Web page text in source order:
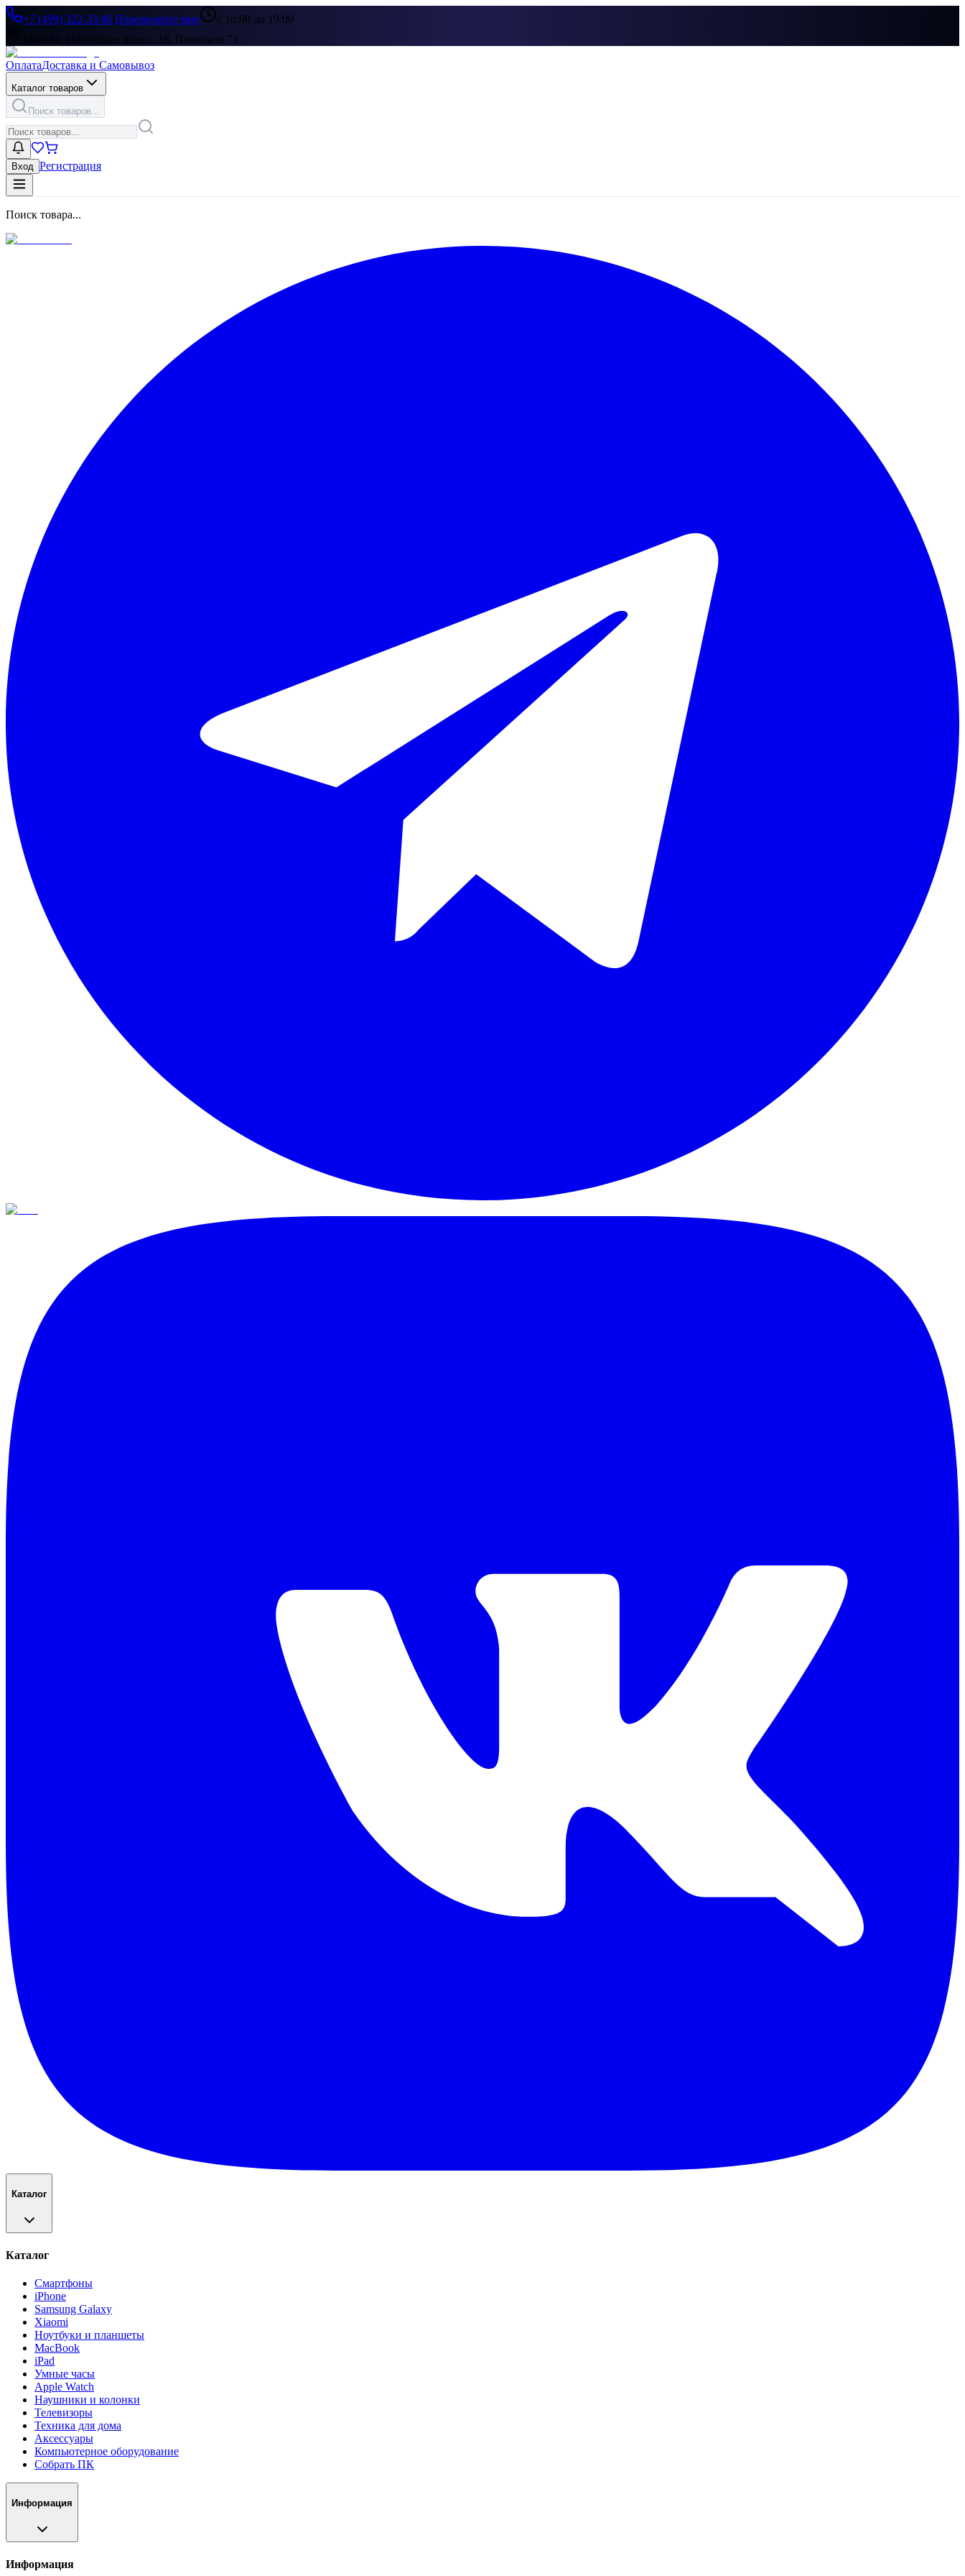
+7 (499) 322-33-86|Перезвоните мне
с 10:00 до 19:00
Москва, Пятницкое шоссе, 18, Павильон 73
ОплатаДоставка и Самовывоз
Каталог товаров
Поиск товаров...
Вход Регистрация
Поиск товара...
Каталог
Каталог
Смартфоны
iPhone
Samsung Galaxy
Xiaomi
Ноутбуки и планшеты
MacBook
iPad
Умные часы
Apple Watch
Наушники и колонки
Телевизоры
Техника для дома
Аксессуары
Компьютерное оборудование
Собрать ПК
Информация
Информация